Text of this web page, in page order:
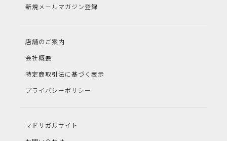
新規メールマガジン登録
店舗のご案内
会社概要
特定商取引法に基づく表示
プライバシーポリシー
マドリガルサイト